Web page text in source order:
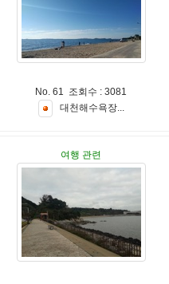
No. 61 조회수 : 3081
대 천해 수욕장...
여행 관련